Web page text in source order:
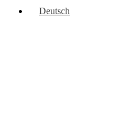
Deutsch